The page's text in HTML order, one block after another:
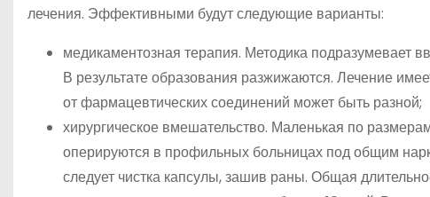
лечения. Эффективными будут следующие варианты:
медикаментозная терапия. Методика подразумевает
В результате образования разжижаются. Лечение
от фармацевтических соединений может быть разной;
хирургическое вмешательство. Маленькая по
оперируются в профильных больницах под общим
следует чистка капсулы, зашив раны. Общая